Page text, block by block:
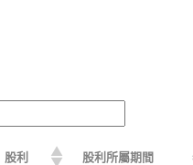
股利
股利所屬期間